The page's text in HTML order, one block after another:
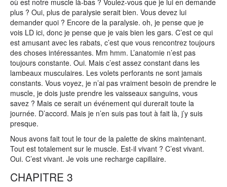
plus ? Oui, plus de paralysie serait bien. Vous devez lui
demander quoi ? Encore de la paralysie. oh, je pense que je
vois LD ici, donc je pense que je vais bien les gars. C’est ce qui
est amusant avec les rabats, c’est que vous rencontrez toujours
des choses intéressantes. Mm hmm. L’anatomie n’est pas
toujours constante. Oui. Mais c’est assez constant dans les
lambeaux musculaires. Les volets perforants ne sont jamais
constants. Vous voyez, je n’ai pas vraiment besoin de prendre le
muscle, je dois juste prendre les vaisseaux sanguins, vous
savez ? Mais ce serait un événement qui durerait toute la
journée. D’accord. Mais je n’en suis pas tout à fait là, j’y suis
presque.
Nous avons fait tout le tour de la palette de skins maintenant.
Tout est totalement sur le muscle. Est-il vivant ? C’est vivant.
Oui. C’est vivant. Je vois une recharge capillaire.
CHAPITRE 3